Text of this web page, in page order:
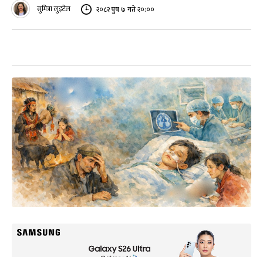
सुमित्रा लुइटेल २०८२ पुष ७ गते २०:००